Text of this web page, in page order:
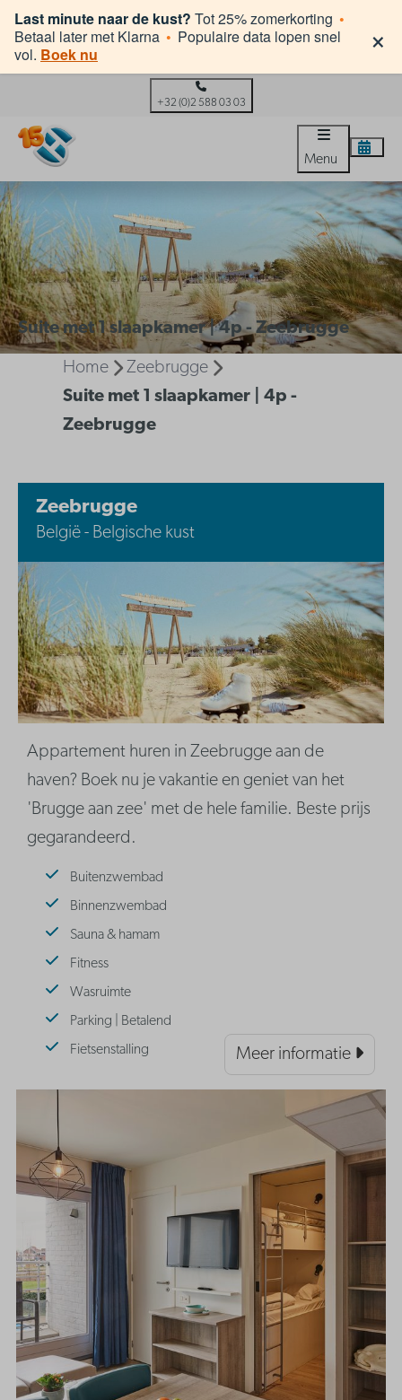
Last minute naar de kust? Tot 25% zomerkorting •
Betaal later met Klarna • Populaire data lopen snel
vol. Boek nu ×
+32 (0)2 588 03 03
Menu
Suite met 1 slaapkamer | 4p - Zeebrugge
Home
Zeebrugge
Suite met 1 slaapkamer | 4p -
Zeebrugge
Zeebrugge
België - Belgische kust
Appartement huren in Zeebrugge aan de
haven? Boek nu je vakantie en geniet van het
'Brugge aan zee' met de hele familie. Beste prijs
gegarandeerd.
Buitenzwembad
Binnenzwembad
Sauna & hamam
Fitness
Wasruimte
Parking | Betalend
Fietsenstalling
Meer informatie